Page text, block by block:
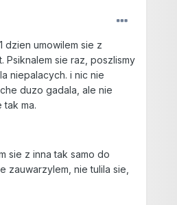
dzien umowilem sie z
sie raz, poszlismy
niepalacych. i nic nie
duzo gadala, ale nie
tak ma.
sie z inna tak samo do
zauwarzylem, nie tulila sie,